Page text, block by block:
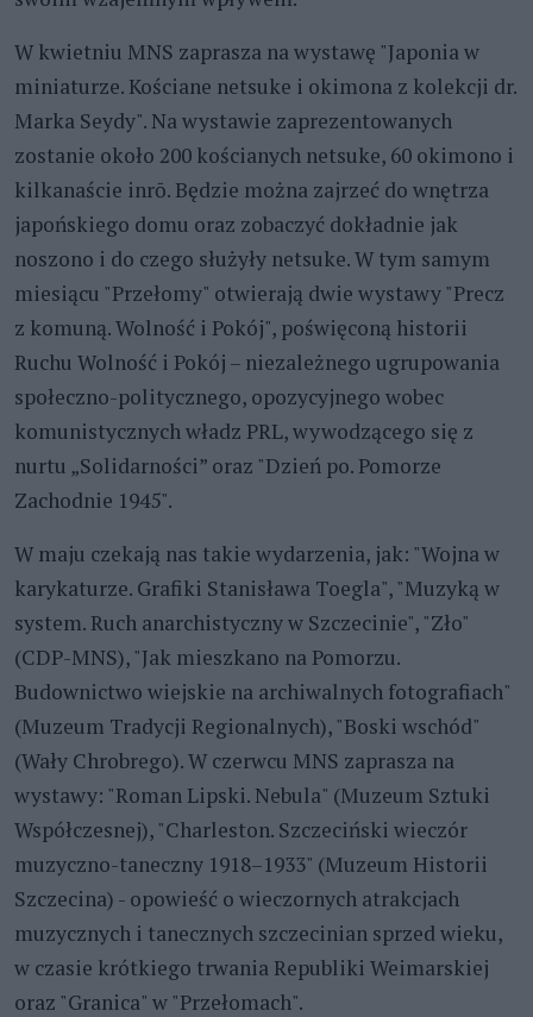
W kwietniu MNS zaprasza na wystawę "Japonia w
miniaturze. Kościane netsuke i okimona z kolekcji dr.
Marka Seydy". Na wystawie zaprezentowanych
zostanie około 200 kościanych netsuke, 60 okimono i
kilkanaście inrō. Będzie można zajrzeć do wnętrza
japońskiego domu oraz zobaczyć dokładnie jak
noszono i do czego służyły netsuke. W tym samym
miesiącu "Przełomy" otwierają dwie wystawy "Precz
z komuną. Wolność i Pokój", poświęconą historii
Ruchu Wolność i Pokój – niezależnego ugrupowania
społeczno-politycznego, opozycyjnego wobec
komunistycznych władz PRL, wywodzącego się z
nurtu „Solidarności” oraz "Dzień po. Pomorze
Zachodnie 1945".
W maju czekają nas takie wydarzenia, jak: "Wojna w
karykaturze. Grafiki Stanisława Toegla", "Muzyką w
system. Ruch anarchistyczny w Szczecinie", "Zło"
(CDP-MNS), "Jak mieszkano na Pomorzu.
Budownictwo wiejskie na archiwalnych fotografiach"
(Muzeum Tradycji Regionalnych), "Boski wschód"
(Wały Chrobrego). W czerwcu MNS zaprasza na
wystawy: "Roman Lipski. Nebula" (Muzeum Sztuki
Współczesnej), "Charleston. Szczeciński wieczór
muzyczno-taneczny 1918–1933" (Muzeum Historii
Szczecina) - opowieść o wieczornych atrakcjach
muzycznych i tanecznych szczecinian sprzed wieku,
w czasie krótkiego trwania Republiki Weimarskiej
oraz "Granica" w "Przełomach".